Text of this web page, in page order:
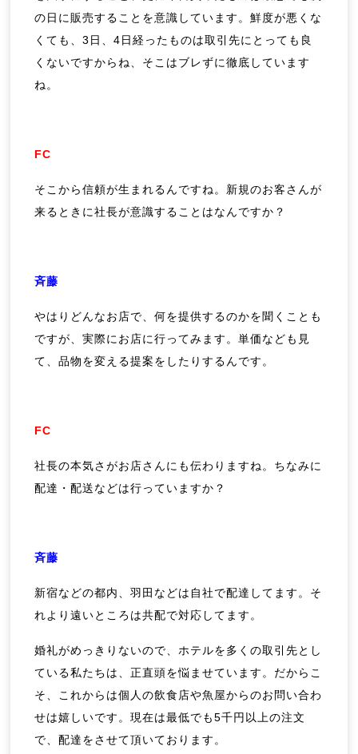
の日に販売することを意識しています。鮮度が悪くな
くても、3日、4日経ったものは取引先にとっても良
くないですからね、そこはブレずに徹底しています
ね。
FC
そこから信頼が生まれるんですね。新規のお客さんが
来るときに社長が意識することはなんですか？
斉藤
やはりどんなお店で、何を提供するのかを聞くことも
ですが、実際にお店に行ってみます。単価なども見
て、品物を変える提案をしたりするんです。
FC
社長の本気さがお店さんにも伝わりますね。ちなみに
配達・配送などは行っていますか？
斉藤
新宿などの都内、羽田などは自社で配達してます。そ
れより遠いところは共配で対応してます。
婚礼がめっきりないので、ホテルを多くの取引先とし
ている私たちは、正直頭を悩ませています。だからこ
そ、これからは個人の飲食店や魚屋からのお問い合わ
せは嬉しいです。現在は最低でも5千円以上の注文
で、配達をさせて頂いております。